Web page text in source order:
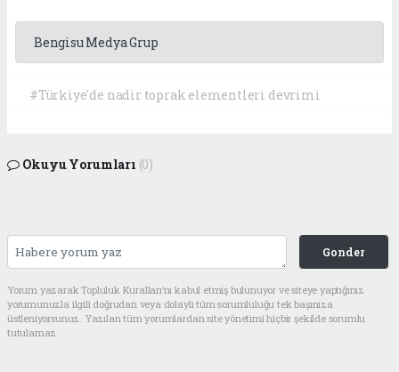
Bengisu Medya Grup
#Türkiye'de nadir toprak elementleri devrimi
Okuyu Yorumları (0)
Gonder
Yorum yazarak Topluluk Kuralları’nı kabul etmiş bulunuyor ve siteye yaptığınız
yorumunuzla ilgili doğrudan veya dolaylı tüm sorumluluğu tek başınıza
üstleniyorsunuz. Yazılan tüm yorumlardan site yönetimi hiçbir şekilde sorumlu
tutulamaz.